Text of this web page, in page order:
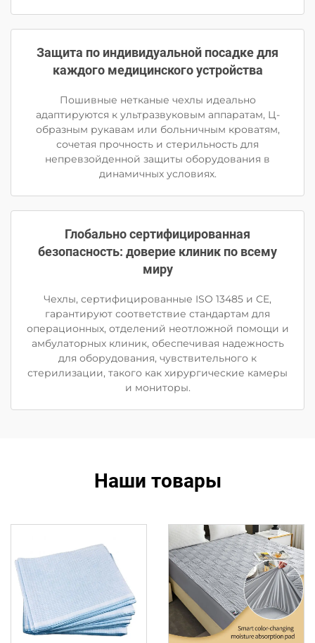
Защита по индивидуальной посадке для
каждого медицинского устройства
Пошивные нетканые чехлы идеально
адаптируются к ультразвуковым аппаратам, Ц-
образным рукавам или больничным кроватям,
сочетая прочность и стерильность для
непревзойденной защиты оборудования в
динамичных условиях.
Глобально сертифицированная
безопасность: доверие клиник по всему
миру
Чехлы, сертифицированные ISO 13485 и CE,
гарантируют соответствие стандартам для
операционных, отделений неотложной помощи и
амбулаторных клиник, обеспечивая надежность
для оборудования, чувствительного к
стерилизации, такого как хирургические камеры
и мониторы.
Наши товары